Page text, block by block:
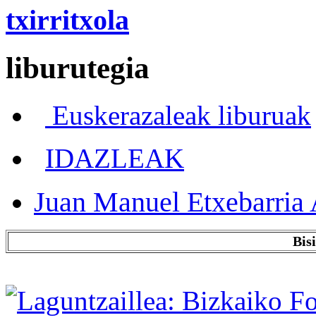
txirritxola
liburutegia
Euskerazaleak liburuak
IDAZLEAK
Juan Manuel Etxebarria